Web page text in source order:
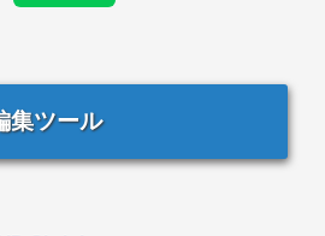
集ツール